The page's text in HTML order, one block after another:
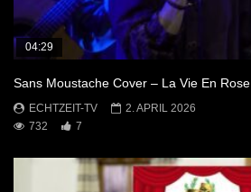
04:29
Sans Moustache Cover – La Vie En Rose
ECHTZEIT-TV
2. APRIL 2026
732
7